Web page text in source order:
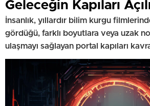
Geleceğin Kapıları
İnsanlık, yıllardır bilim kurgu
gördüğü, farklı boyutlara veya uzak
ulaşmayı sağlayan portal kapıları